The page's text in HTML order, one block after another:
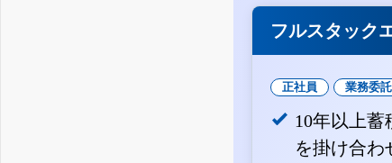
フルスタック
正社員 業務委託
10年以上
を掛け合わ